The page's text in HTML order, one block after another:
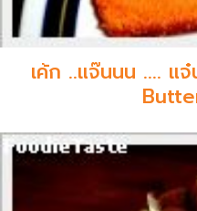
เค้ก ..แจ๊นนน ....